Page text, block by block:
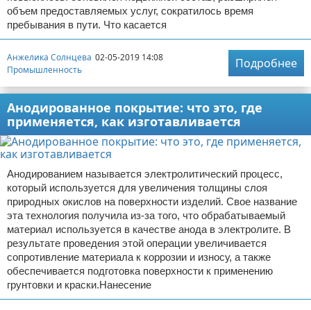
объем предоставляемых услуг, сократилось время
пребывания в пути. Что касается
Анжелика Солнцева 02-05-2019 14:08
Промышленность
Подробнее
Анодированное покрытие: что это, где
применяется, как изготавливается
Анодированием называется электролитический процесс,
который используется для увеличения толщины слоя
природных окислов на поверхности изделий. Свое название
эта технология получила из-за того, что обрабатываемый
материал используется в качестве анода в электролите. В
результате проведения этой операции увеличивается
сопротивление материала к коррозии и износу, а также
обеспечивается подготовка поверхности к применению
грунтовки и краски.Нанесение